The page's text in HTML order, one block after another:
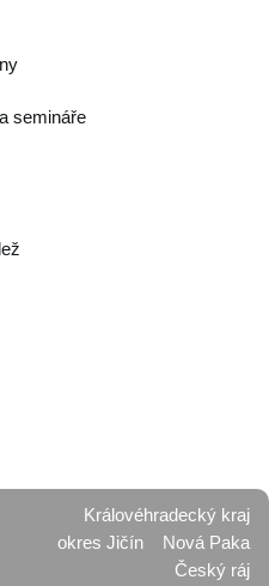
semináře
Královéhradecký kraj
okres Jičín
Nová Paka
Český ráj